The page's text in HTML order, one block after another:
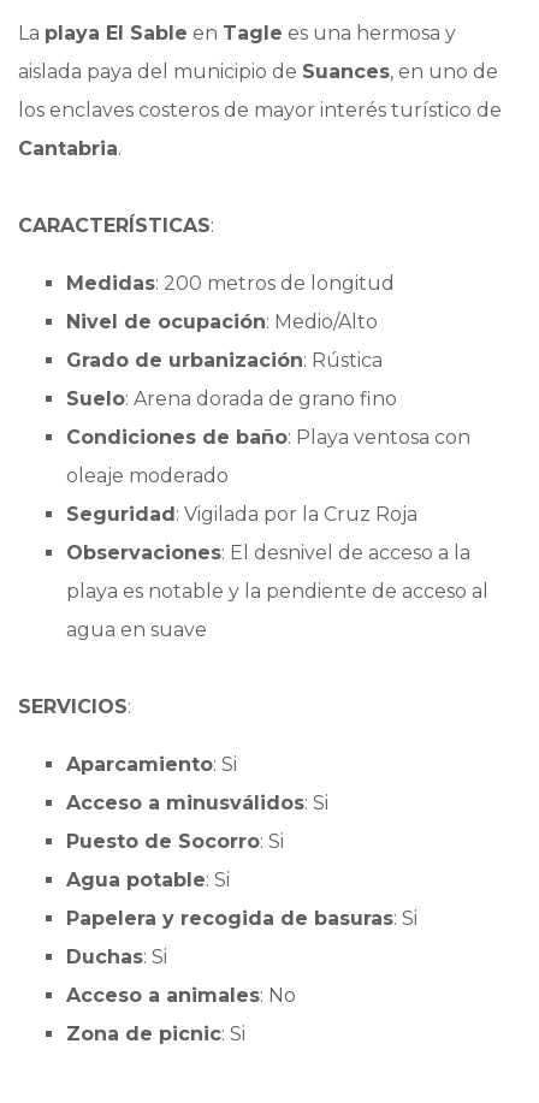
La playa El Sable en Tagle es una hermosa y
aislada paya del municipio de Suances, en uno de
los enclaves costeros de mayor interés turístico de
Cantabria.
CARACTERÍSTICAS:
Medidas: 200 metros de longitud
Nivel de ocupación: Medio/Alto
Grado de urbanización: Rústica
Suelo: Arena dorada de grano fino
Condiciones de baño: Playa ventosa con
oleaje moderado
Seguridad: Vigilada por la Cruz Roja
Observaciones: El desnivel de acceso a la
playa es notable y la pendiente de acceso al
agua en suave
SERVICIOS:
Aparcamiento: Si
Acceso a minusválidos: Si
Puesto de Socorro: Si
Agua potable: Si
Papelera y recogida de basuras: Si
Duchas: Si
Acceso a animales: No
Zona de picnic: Si